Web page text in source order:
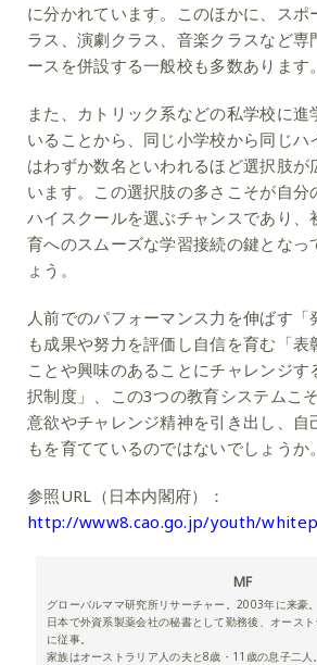
に分かれています。このほかに、スポ
ラス、演劇クラス、音楽クラスなど専
ースを併設する一般校も多数あります。
また、カトリック系などの私学校に
いることから、同じ小学校から同じハ
はわずか数名といわれるほど選択肢が
います。この選択肢の多さこそが自分
ハイスクールを選ぶチャンスであり、
育へのスムーズな学習接続の鍵となっ
ょう。
人前でのパフォーマンス力を伸ばす「
も成果や努力を評価し自信を育む「表
ことや興味のあることにチャレンジす
択制度」、この3つの教育システムこ
意欲やチャレンジ精神を引き出し、自
もを育てているのではないでしょうか。
参照URL（日本内閣府）：
http://www8.cao.go.jp/youth/
MF
グローバルママ研究所リサーチャー。2003年に来豪。
日本で外資系製薬会社の秘書として勤務後、オース
に従事。
家族はオーストラリア人の夫と8歳・11歳の息子二人。